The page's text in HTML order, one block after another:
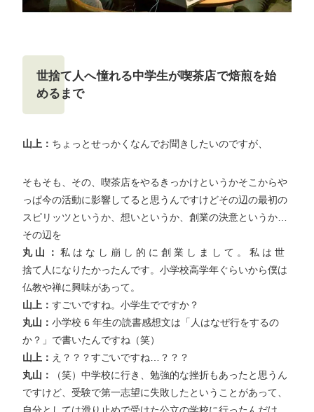
世捨て人へ憧れる中学生が喫茶店で焙煎を始
めるまで
山上： ちょっとせっかくなんでお聞きしたいのですが、
そもそも、その、喫茶店をやるきっかけというかそこからや
っぱ今の活動に影響してると思うんですけどその辺の最初の
スピリッツというか、想いというか、創業の決意というか…
その辺を
丸 山 ： 私 は な し 崩 し 的 に 創 業 し ま し て 。 私 は 世
捨て人になりたかったんです。小学校高学年ぐらいから僕は
仏教や禅に興味があって。
山上： すごいですね。小学生でですか？
丸山： 小学校 6 年生の読書感想文は「人はなぜ行をするの
か？」で書いたんですね（笑）
山上： え？？？すごいですね…？？？
丸山：
（笑）中学校に行き、勉強的な挫折もあったと思うん
ですけど、受験で第一志望に失敗したということがあって、
自分としては滑り止めで受けた公立の学校に行ったんだけ